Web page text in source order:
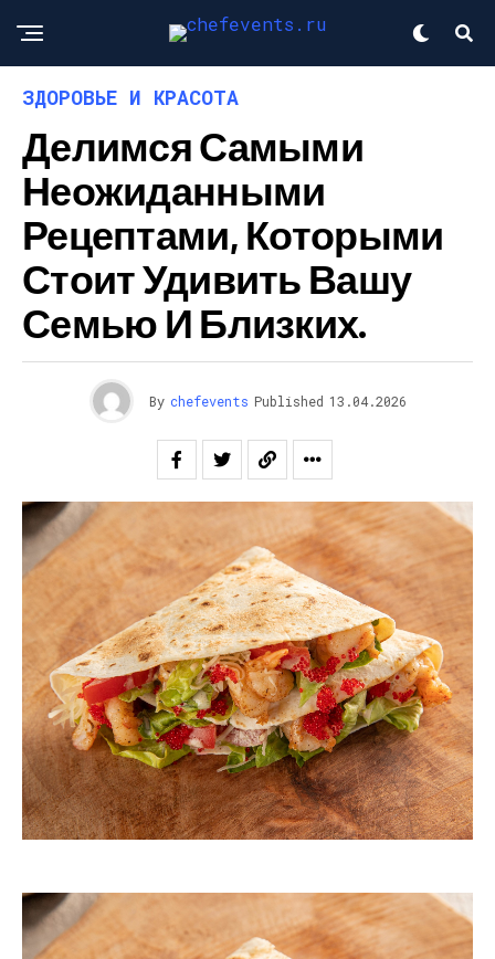
ЗДОРОВЬЕ И КРАСОТА
Делимся Самыми
Неожиданными
Рецептами, Которыми
Стоит Удивить Вашу
Семью И Близких.
By chefevents Published 13.04.2026